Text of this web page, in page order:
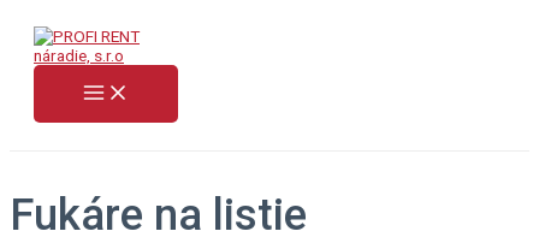
obsah
Fukáre na listie